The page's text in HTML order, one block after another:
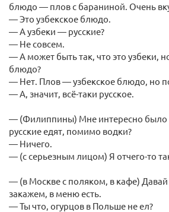
блюдо — плов с бараниной. Очень
— Это узбекское блюдо.
— А узбеки — русские?
— Не совсем.
— А может быть так, что это узбеки,
блюдо?
— Нет. Плов — узбекское блюдо, но
— А, значит, всё-таки русское.
— (Филиппины) Мне интересно было
русские едят, помимо водки?
— Ничего.
— (с серьезным лицом) Я отчего-то
— (в Москве с поляком, в кафе)
закажем, в меню есть.
— Ты что, огурцов в Польше не ел?